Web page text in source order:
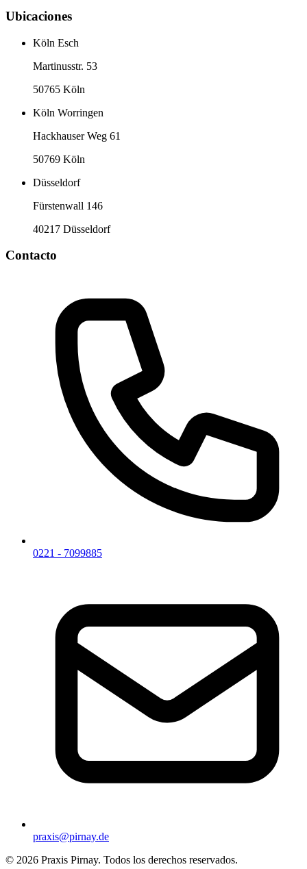
Ubicaciones
Köln Esch
Martinusstr. 53
50765 Köln
Köln Worringen
Hackhauser Weg 61
50769 Köln
Düsseldorf
Fürstenwall 146
40217 Düsseldorf
Contacto
0221 - 7099885
praxis@pirnay.de
© 2026 Praxis Pirnay. Todos los derechos reservados.